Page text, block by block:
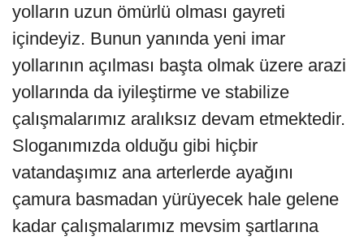
yolların uzun ömürlü olması gayreti
içindeyiz. Bunun yanında yeni imar
yollarının açılması başta olmak üzere arazi
yollarında da iyileştirme ve stabilize
çalışmalarımız aralıksız devam etmektedir.
Sloganımızda olduğu gibi hiçbir
vatandaşımız ana arterlerde ayağını
çamura basmadan yürüyecek hale gelene
kadar çalışmalarımız mevsim şartlarına